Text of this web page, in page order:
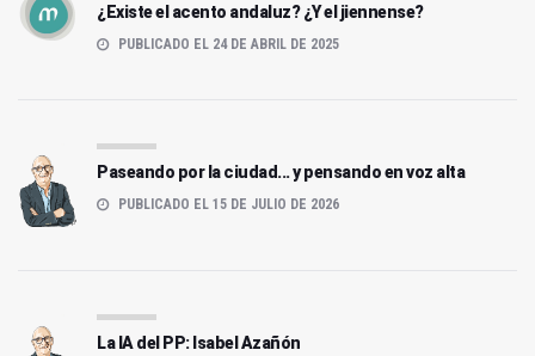
¿Existe el acento andaluz? ¿Y el jiennense?
PUBLICADO EL 24 DE ABRIL DE 2025
Paseando por la ciudad... y pensando en voz alta
PUBLICADO EL 15 DE JULIO DE 2026
La IA del PP: Isabel Azañón